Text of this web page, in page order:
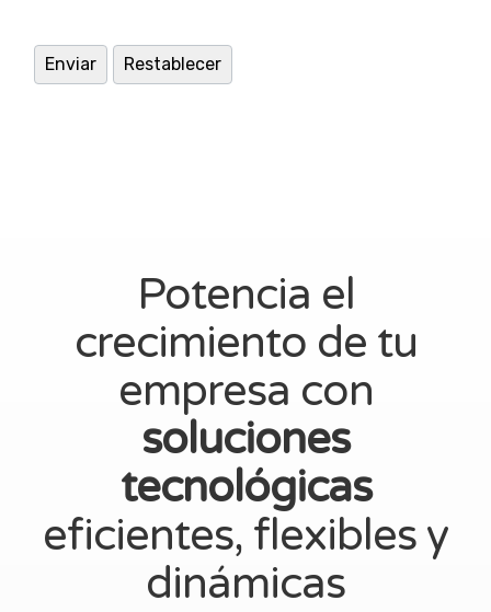
Potencia el
crecimiento de tu
empresa con
soluciones
tecnológicas
eficientes, flexibles y
dinámicas